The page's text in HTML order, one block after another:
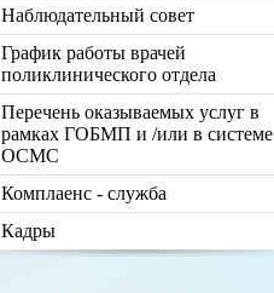
Наблюдательный совет
График работы врачей
поликлинического отдела
Перечень оказываемых услуг в
рамках ГОБМП и /или в системе
ОСМС
Комплаенс - служба
Кадры